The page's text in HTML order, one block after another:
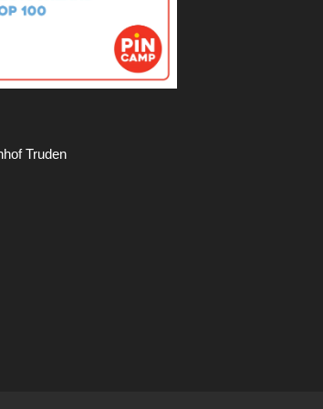
Truden